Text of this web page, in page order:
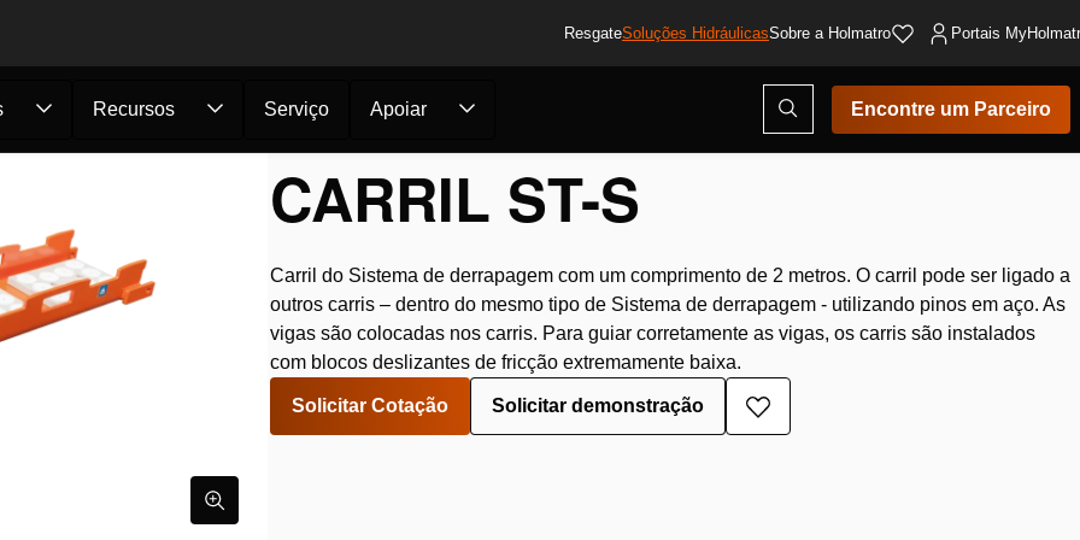
ResgateSoluções HidráulicasSobre a Holmatro Portais
Recursos Serviço Apoiar
Abrir
modal
de
pesquisa
Encontre um Parceiro
Sistemas de Derrapagem Sistema de Derrapagem 400 Ton
CARRIL ST-S
Carril do Sistema de derrapagem com um comprimento de 2 metros. O carril pode ser ligado a
outros carris – dentro do mesmo tipo de Sistema de derrapagem - utilizando pinos em aço. As
vigas são colocadas nos carris. Para guiar corretamente as vigas, os carris são instalados
com blocos deslizantes de fricção extremamente baixa.
Solicitar Cotação Solicitar demonstração
Adicionar
à